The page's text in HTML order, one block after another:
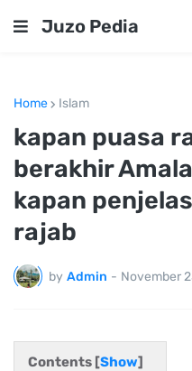
Juzo Pedia
Home Islam
kapan puasa
berakhir
kapan
rajab
by Admin - November
Contents [Show]